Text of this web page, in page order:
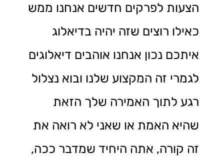
הצעות לפרקים חדשים אנחנו ממש
כאילו רוצים שזה יהיה בדיאלוג
איתכם נכון אנחנו אוהבים דיאלוגים
לגמרי זה המקצוע שלנו ובוא נצלול
רגע לתוך האמירה שלך הזאת
שהיא האמת או שאני לא רואה את
זה קורה, אתה היחיד שמדבר ככה,